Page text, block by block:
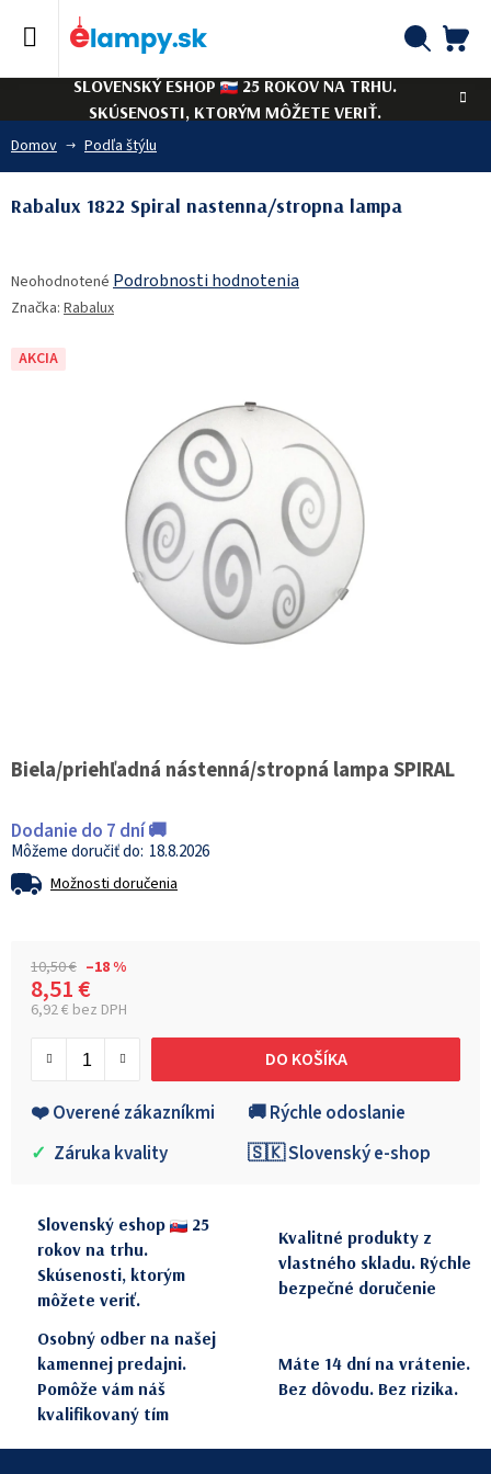
SLOVENSKÝ ESHOP
25 ROKOV NA TRHU.
SKÚSENOSTI, KTORÝM MÔŽETE VERIŤ.
Domov Podľa štýlu
Biela/priehľadná nástenná/stropná lampa SPIRAL
Dodanie do 7 dní 🚚
18.8.2026
Možnosti doručenia
10,50 € –18 %
8,51 €
6,92 € bez DPH
DO KOŠÍKA
❤️ Overené zákazníkmi
🚚 Rýchle odoslanie
✓ Záruka kvality 🇸🇰 Slovenský e-shop
Rabalux 1822 Spiral nastenna/stropna lampa
hodnotenie
produktu
0,0
Neohodnotené Podrobnosti hodnotenia
Značka: Rabalux
AKCIA
Slovenský eshop
25
rokov na trhu.
Skúsenosti, ktorým
môžete veriť.
Kvalitné produkty z
vlastného skladu. Rýchle
bezpečné doručenie
Osobný odber na našej
kamennej predajni.
Pomôže vám náš
kvalifikovaný tím
Máte 14 dní na vrátenie.
Bez dôvodu. Bez rizika.